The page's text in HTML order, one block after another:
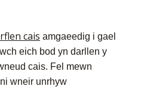
cais amgaeedig i gael
eich bod yn darllen y
cais. Fel mewn
wneir unrhyw